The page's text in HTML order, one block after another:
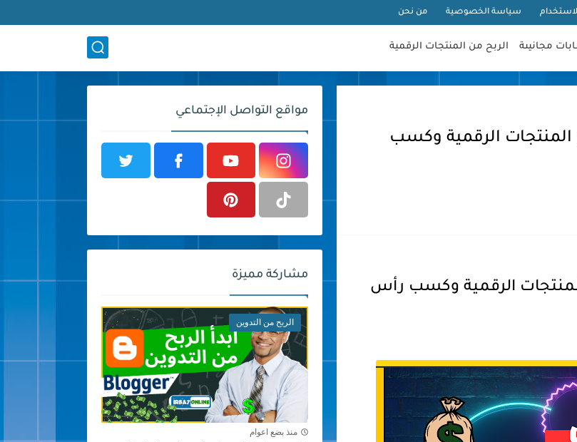
سياسة الخصوصية من نحن
مجانيىة الربح من المنتجات الرقمية
الرقمية وكسب
الرقمية وكسب رأس
مواقع التواصل الإجتماعي
مشاركة مميزة
الربح من التدوين
منذ بضع اعوام